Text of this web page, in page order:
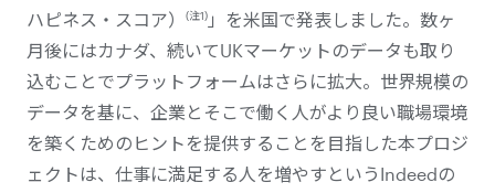
ハピネス・スコア）
(注1) 」を米国で発表しました。数ヶ
月後にはカナダ、続いてUKマーケットのデータも取り
込むことでプラットフォームはさらに拡大。世界規模の
データを基に、企業とそこで働く人がより良い職場環境
を築くためのヒントを提供することを目指した本プロジ
ェクトは、仕事に満足する人を増やすというIndeedの